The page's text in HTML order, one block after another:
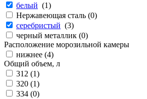
белый (1)
Нержавеющая сталь (0)
серебристый (3)
черный металлик (0)
Расположение морозильной камеры
нижнее (4)
Общий объем, л
312 (1)
320 (1)
334 (0)